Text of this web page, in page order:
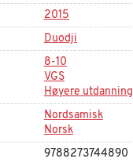
2015
Duodji
8-10
VGS
Høyere utdanning
Nordsamisk
Norsk
9788273744890